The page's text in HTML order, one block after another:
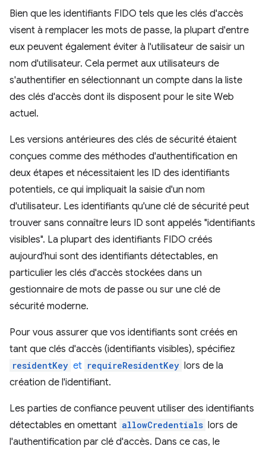
Bien que les identifiants FIDO tels que les clés d'accès
visent à remplacer les mots de passe, la plupart d'entre
eux peuvent également éviter à l'utilisateur de saisir un
nom d'utilisateur. Cela permet aux utilisateurs de
s'authentifier en sélectionnant un compte dans la liste
des clés d'accès dont ils disposent pour le site Web
actuel.
Les versions antérieures des clés de sécurité étaient
conçues comme des méthodes d'authentification en
deux étapes et nécessitaient les ID des identifiants
potentiels, ce qui impliquait la saisie d'un nom
d'utilisateur. Les identifiants qu'une clé de sécurité peut
trouver sans connaître leurs ID sont appelés "identifiants
visibles". La plupart des identifiants FIDO créés
aujourd'hui sont des identifiants détectables, en
particulier les clés d'accès stockées dans un
gestionnaire de mots de passe ou sur une clé de
sécurité moderne.
Pour vous assurer que vos identifiants sont créés en
tant que clés d'accès (identifiants visibles), spécifiez
residentKey et requireResidentKey lors de la
création de l'identifiant.
Les parties de confiance peuvent utiliser des identifiants
détectables en omettant allowCredentials lors de
l'authentification par clé d'accès. Dans ce cas, le